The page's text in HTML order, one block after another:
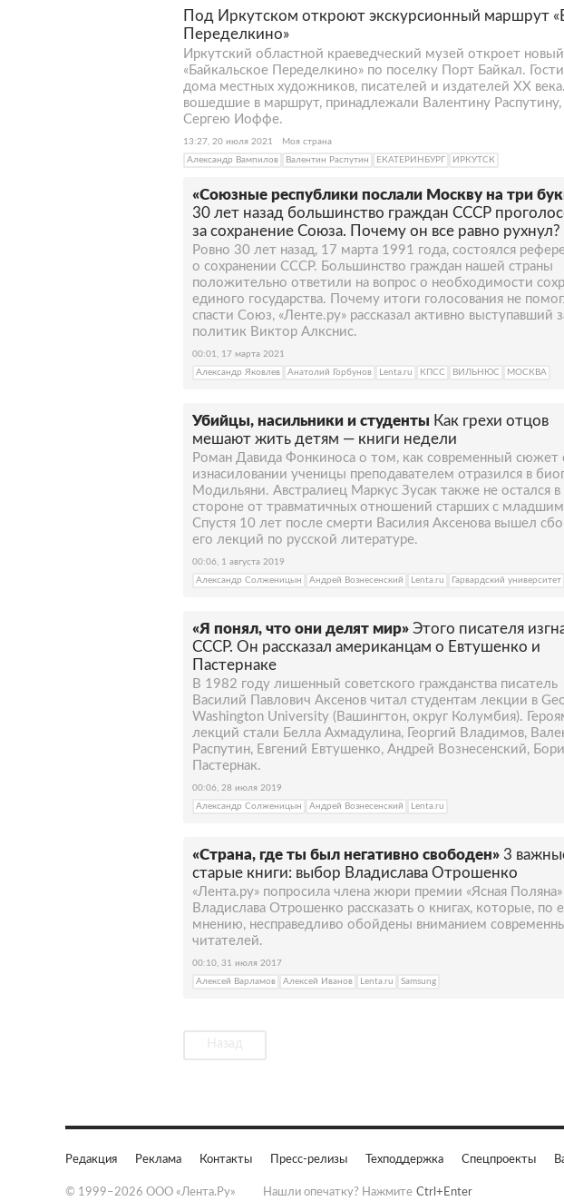
Под Иркутском откроют экскурсионный маршрут
Переделкино»
Иркутский областной краеведческий музей откроет
«Байкальское Переделкино» по поселку Порт Байкал.
дома местных художников, писателей и издателей XX
вошедшие в маршрут, принадлежали Валентину
Сергею Иоффе.
13:27, 20 июля 2021
Моя страна
Александр Вампилов
Валентин Распутин ЕКАТЕРИНБУРГ ИРКУТСК
«Союзные республики послали Москву на три
30 лет назад большинство граждан СССР
за сохранение Союза. Почему он все равно рухнул?
Ровно 30 лет назад, 17 марта 1991 года, состоялся
о сохранении СССР. Большинство граждан нашей страны
положительно ответили на вопрос о необходимости
единого государства. Почему итоги голосования не
спасти Союз, «Ленте.ру» рассказал активно выступавший
политик Виктор Алкснис.
00:01, 17 марта 2021
Александр Яковлев
Анатолий Горбунов Lenta.ru КПСС ВИЛЬНЮС МОСКВА
Убийцы, насильники и студенты Как грехи отцов
мешают жить детям — книги недели
Роман Давида Фонкиноса о том, как современный сюжет
изнасиловании ученицы преподавателем отразился в
Модильяни. Австралиец Маркус Зусак также не остался в
стороне от травматичных отношений старших с
Спустя 10 лет после смерти Василия Аксенова вышел
его лекций по русской литературе.
00:06, 1 августа 2019
Александр Солженицын
Андрей Вознесенский Lenta.ru Гарвардский университет
«Я понял, что они делят мир» Этого писателя
СССР. Он рассказал американцам о Евтушенко и
Пастернаке
В 1982 году лишенный советского гражданства писатель
Василий Павлович Аксенов читал студентам лекции в
Washington University (Вашингтон, округ Колумбия).
лекций стали Белла Ахмадулина, Георгий Владимов,
Распутин, Евгений Евтушенко, Андрей Вознесенский,
Пастернак.
00:06, 28 июля 2019
Александр Солженицын
Андрей Вознесенский Lenta.ru
«Страна, где ты был негативно свободен» 3
старые книги: выбор Владислава Отрошенко
«Лента.ру» попросила члена жюри премии «Ясная Поляна»
Владислава Отрошенко рассказать о книгах, которые, по
мнению, несправедливо обойдены вниманием
читателей.
00:10, 31 июля 2017
Алексей Варламов
Алексей Иванов Lenta.ru Samsung
Редакция Реклама Контакты Пресс-релизы Техподдержка Спецпроекты
© 1999–2026 ООО «Лента.Ру» Нашли опечатку? Нажмите Ctrl+Enter